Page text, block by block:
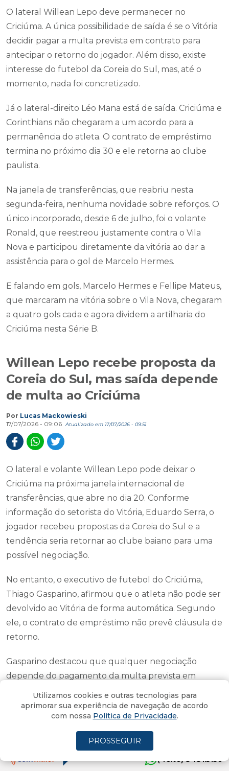
O lateral Willean Lepo deve permanecer no
Criciúma. A única possibilidade de saída é se o Vitória
decidir pagar a multa prevista em contrato para
antecipar o retorno do jogador. Além disso, existe
interesse do futebol da Coreia do Sul, mas, até o
momento, nada foi concretizado.
Já o lateral-direito Léo Mana está de saída. Criciúma e
Corinthians não chegaram a um acordo para a
permanência do atleta. O contrato de empréstimo
termina no próximo dia 30 e ele retorna ao clube
paulista.
Na janela de transferências, que reabriu nesta
segunda-feira, nenhuma novidade sobre reforços. O
único incorporado, desde 6 de julho, foi o volante
Ronald, que reestreou justamente contra o Vila
Nova e participou diretamente da vitória ao dar a
assistência para o gol de Marcelo Hermes.
E falando em gols, Marcelo Hermes e Fellipe Mateus,
que marcaram na vitória sobre o Vila Nova, chegaram
a quatro gols cada e agora dividem a artilharia do
Criciúma nesta Série B.
Willean Lepo recebe proposta da
Coreia do Sul, mas saída depende
de multa ao Criciúma
Por Lucas Mackowieski
17/07/2026 - 09:06
Atualizado em 17/07/2026 - 09:51
O lateral e volante Willean Lepo pode deixar o
Criciúma na próxima janela internacional de
transferências, que abre no dia 20. Conforme
informação do setorista do Vitória, Eduardo Serra, o
jogador recebeu propostas da Coreia do Sul e a
tendência seria retornar ao clube baiano para uma
possível negociação.
No entanto, o executivo de futebol do Criciúma,
Thiago Gasparino, afirmou que o atleta não pode ser
devolvido ao Vitória de forma automática. Segundo
ele, o contrato de empréstimo não prevê cláusula de
retorno.
Gasparino destacou que qualquer negociação
depende do pagamento da multa prevista em
contrato e de um acordo entre todas as partes
envolvidas.
Criciúma descarta liberação
automática
(4oito) 3431.5150
Utilizamos cookies e outras tecnologias para
aprimorar sua experiência de navegação de acordo
com nossa Política de Privacidade.
PROSSEGUIR